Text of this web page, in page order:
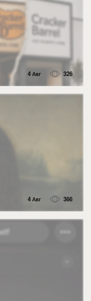
4 Авг 326
4 Авг 366